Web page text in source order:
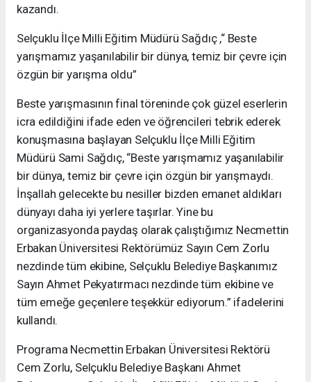
kazandı.
Selçuklu İlçe Milli Eğitim Müdürü Sağdıç ,“ Beste
yarışmamız yaşanılabilir bir dünya, temiz bir çevre için
özgün bir yarışma oldu”
Beste yarışmasının final töreninde çok güzel eserlerin
icra edildiğini ifade eden ve öğrencileri tebrik ederek
konuşmasına başlayan Selçuklu İlçe Milli Eğitim
Müdürü Sami Sağdıç, “Beste yarışmamız yaşanılabilir
bir dünya, temiz bir çevre için özgün bir yarışmaydı.
İnşallah gelecekte bu nesiller bizden emanet aldıkları
dünyayı daha iyi yerlere taşırlar. Yine bu
organizasyonda paydaş olarak çalıştığımız Necmettin
Erbakan Üniversitesi Rektörümüz Sayın Cem Zorlu
nezdinde tüm ekibine, Selçuklu Belediye Başkanımız
Sayın Ahmet Pekyatırmacı nezdinde tüm ekibine ve
tüm emeğe geçenlere teşekkür ediyorum.” ifadelerini
kullandı.
Programa Necmettin Erbakan Üniversitesi Rektörü
Cem Zorlu, Selçuklu Belediye Başkanı Ahmet